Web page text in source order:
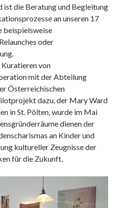
ist die Beratung und Begleitung
an unseren 17
beispielsweise
oder
von
mit der Abteilung
Österreichischen
dazu, der Mary Ward
in St. Pölten, wurde im Mai
dienen der
an Kinder und
kultureller Zeugnisse der
für die Zukunft.